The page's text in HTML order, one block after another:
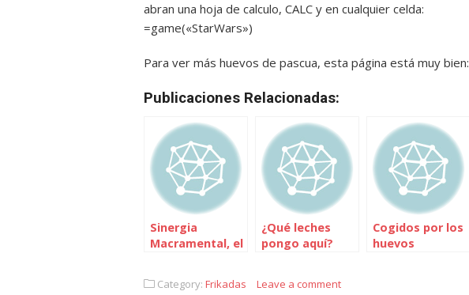
abran una hoja de calculo, CALC y en cualquier celda:
=game(«StarWars»)
Para ver más huevos de pascua, esta página está muy bien:
Publicaciones Relacionadas:
Sinergia
Macramental, el
¿Qué leches
pongo aquí?
Cogidos por los
huevos
Category: Frikadas Leave a comment